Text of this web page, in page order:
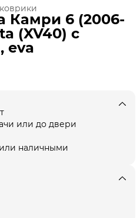
Камри 6 (2006-
(XV40) с
eva
или до двери
наличными